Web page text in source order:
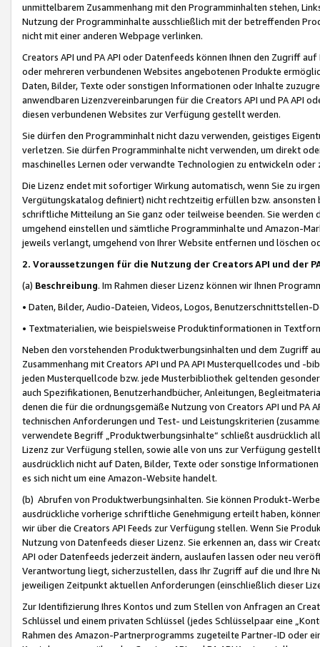
unmittelbarem Zusammenhang mit den Programminhalten stehen,
Nutzung der Programminhalte ausschließlich mit der betreffenden
nicht mit einer anderen Webpage verlinken.
Creators API und PA API oder Datenfeeds können Ihnen den Zugriff
oder mehreren verbundenen Websites angebotenen Produkte
Daten, Bilder, Texte oder sonstigen Informationen oder Inhalte
anwendbaren Lizenzvereinbarungen für die Creators API und PA API
diesen verbundenen Websites zur Verfügung gestellt werden.
Sie dürfen den Programminhalt nicht dazu verwenden, geistiges
verletzen. Sie dürfen Programminhalte nicht verwenden, um direkt
maschinelles Lernen oder verwandte Technologien zu entwickeln
Die Lizenz endet mit sofortiger Wirkung automatisch, wenn Sie zu
Vergütungskatalog definiert) nicht rechtzeitig erfüllen bzw. ansonsten
schriftliche Mitteilung an Sie ganz oder teilweise beenden. Sie werden
umgehend einstellen und sämtliche Programminhalte und Amazon-
jeweils verlangt, umgehend von Ihrer Website entfernen und löschen
2. Voraussetzungen für die Nutzung der Creators API und der
(a) Beschreibung. Im Rahmen dieser Lizenz können wir Ihnen
• Daten, Bilder, Audio-Dateien, Videos, Logos, Benutzerschnittstellen-
• Textmaterialien, wie beispielsweise Produktinformationen in
Neben den vorstehenden Produktwerbungsinhalten und dem Zugriff
Zusammenhang mit Creators API und PA API Musterquellcodes und
jeden Musterquellcode bzw. jede Musterbibliothek geltenden
auch Spezifikationen, Benutzerhandbücher, Anleitungen,
denen die für die ordnungsgemäße Nutzung von Creators API und PA
technischen Anforderungen und Test- und Leistungskriterien
verwendete Begriff „Produktwerbungsinhalte“ schließt ausdrücklich
Lizenz zur Verfügung stellen, sowie alle von uns zur Verfügung
ausdrücklich nicht auf Daten, Bilder, Texte oder sonstige
es sich nicht um eine Amazon-Website handelt.
(b) Abrufen von Produktwerbungsinhalten. Sie können Produkt-
ausdrückliche vorherige schriftliche Genehmigung erteilt haben,
wir über die Creators API Feeds zur Verfügung stellen. Wenn Sie
Nutzung von Datenfeeds dieser Lizenz. Sie erkennen an, dass wir
API oder Datenfeeds jederzeit ändern, auslaufen lassen oder neu
Verantwortung liegt, sicherzustellen, dass Ihr Zugriff auf die und Ihre
jeweiligen Zeitpunkt aktuellen Anforderungen (einschließlich dieser
Zur Identifizierung Ihres Kontos und zum Stellen von Anfragen an
Schlüssel und einem privaten Schlüssel (jedes Schlüsselpaar eine
Rahmen des Amazon-Partnerprogramms zugeteilte Partner-ID oder